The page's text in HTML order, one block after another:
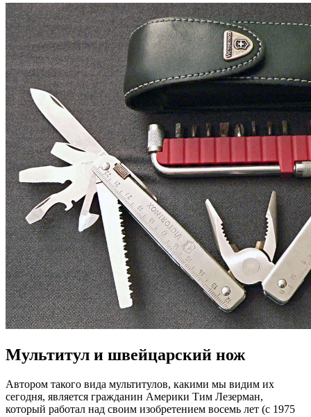
Мультитул и швейцарский нож
Автором такого вида мультитулов, какими мы видим их
сегодня, является гражданин Америки Тим Лезерман,
который работал над своим изобретением восемь лет (с 1975